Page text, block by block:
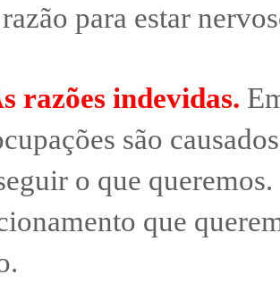
para estar
razões indevidas.
são
o que
que